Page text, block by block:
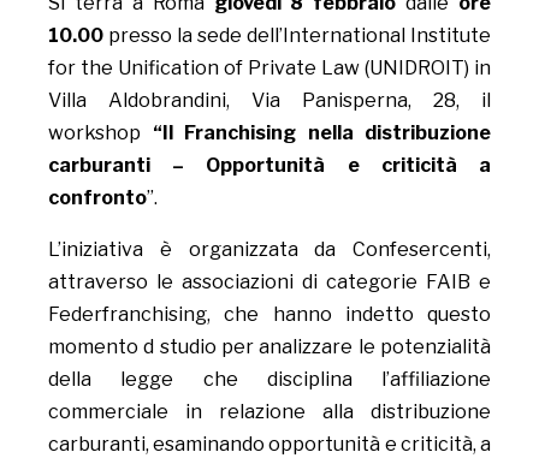
10.00 presso la sede dell’International Institute
for the Unification of Private Law (UNIDROIT) in
Villa Aldobrandini, Via Panisperna, 28, il
workshop “Il Franchising nella distribuzione
carburanti – Opportunità e criticità a
confronto”.
L’iniziativa è organizzata da Confesercenti,
attraverso le associazioni di categorie FAIB e
Federfranchising, che hanno indetto questo
momento d studio per analizzare le potenzialità
della legge che disciplina l’affiliazione
commerciale in relazione alla distribuzione
carburanti, esaminando opportunità e criticità, a